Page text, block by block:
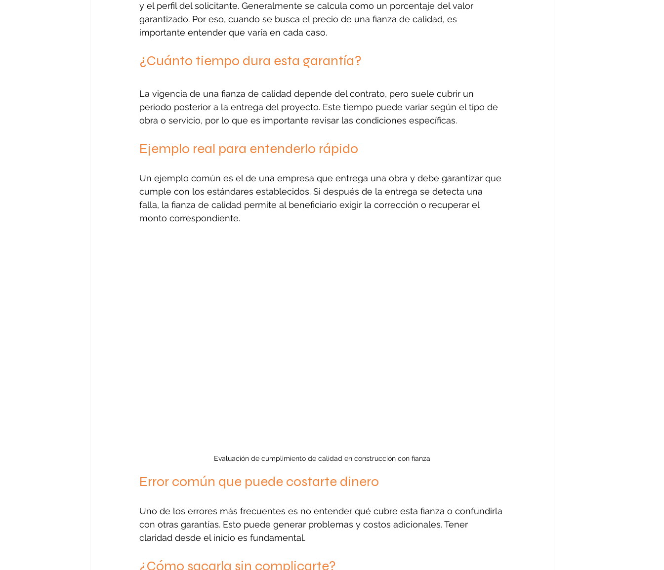
y el perfil del solicitante. Generalmente se calcula como un porcentaje del valor
garantizado. Por eso, cuando se busca el precio de una fianza de calidad, es
importante entender que varía en cada caso.
¿Cuánto tiempo dura esta garantía?
La vigencia de una fianza de calidad depende del contrato, pero suele cubrir un
periodo posterior a la entrega del proyecto. Este tiempo puede variar según el tipo de
obra o servicio, por lo que es importante revisar las condiciones específicas.
Ejemplo real para entenderlo rápido
Un ejemplo común es el de una empresa que entrega una obra y debe garantizar que
cumple con los estándares establecidos. Si después de la entrega se detecta una
falla, la fianza de calidad permite al beneficiario exigir la corrección o recuperar el
monto correspondiente.
Evaluación de cumplimiento de calidad en construcción con fianza
Error común que puede costarte dinero
Uno de los errores más frecuentes es no entender qué cubre esta fianza o confundirla
con otras garantías. Esto puede generar problemas y costos adicionales. Tener
claridad desde el inicio es fundamental.
¿Cómo sacarla sin complicarte?